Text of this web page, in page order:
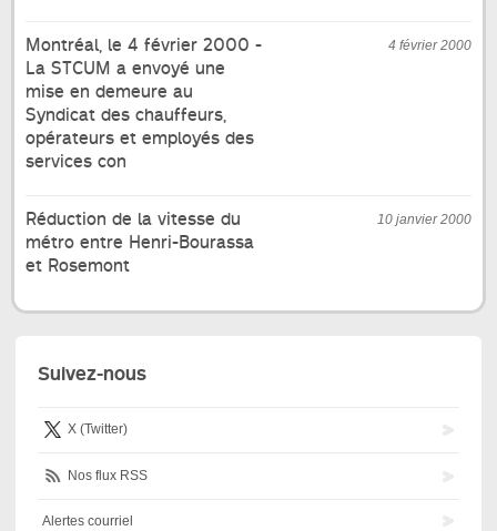
4 février 2000
Montréal, le 4 février 2000 -
La STCUM a envoyé une
mise en demeure au
Syndicat des chauffeurs,
opérateurs et employés des
services con
10 janvier 2000
Réduction de la vitesse du
métro entre Henri-Bourassa
et Rosemont
Suivez-nous
X (Twitter)
Nos flux RSS
Alertes courriel